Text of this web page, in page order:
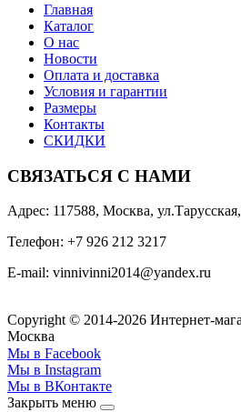
Главная
Каталог
О нас
Новости
Оплата и доставка
Условия и гарантии
Размеры
Контакты
СКИДКИ
СВЯЗАТЬСЯ С НАМИ
Адрес: 117588, Москва,
Телефон: +7 926 212 3217
E-mail: vinnivinni2014@yandex.ru
Copyright © 2014-2026 Интернет-
Москва
Мы в Facebook
Мы в Instagram
Мы в ВКонтакте
Закрыть меню